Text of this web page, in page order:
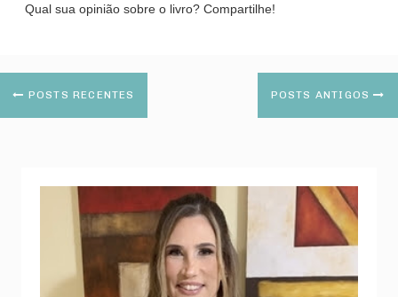
Qual sua opinião sobre o livro? Compartilhe!
POSTS RECENTES POSTS ANTIGOS